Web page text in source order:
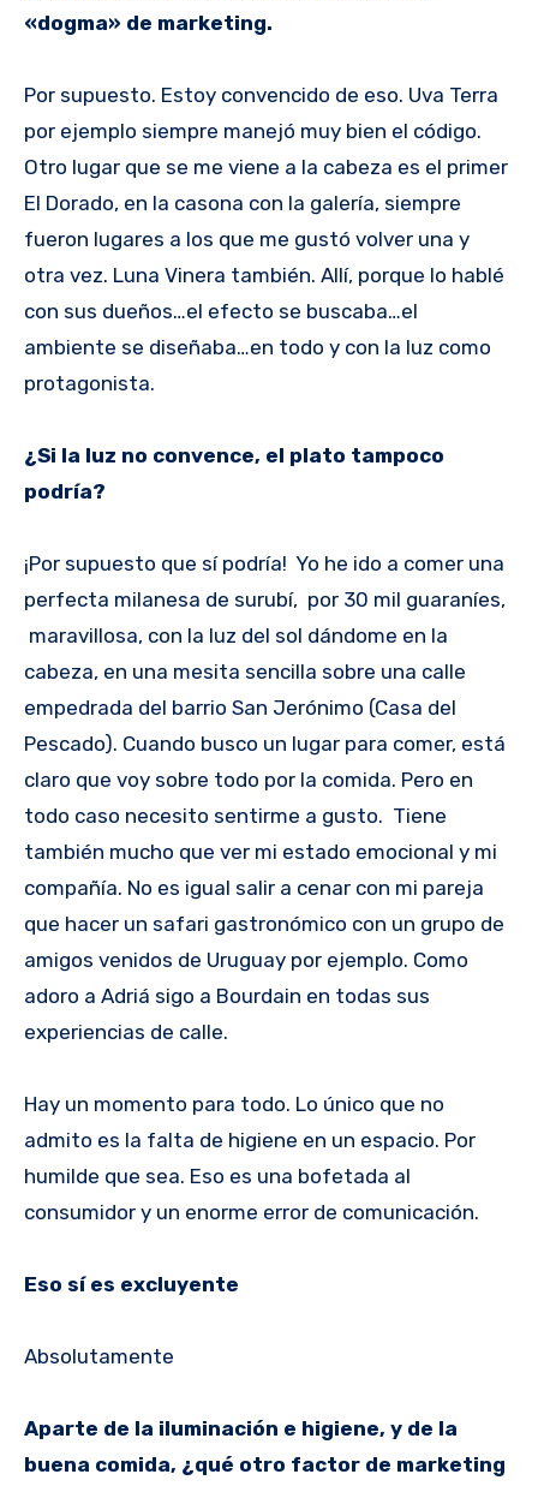
«dogma» de marketing.
Por supuesto. Estoy convencido de eso. Uva Terra
por ejemplo siempre manejó muy bien el código.
Otro lugar que se me viene a la cabeza es el primer
El Dorado, en la casona con la galería, siempre
fueron lugares a los que me gustó volver una y
otra vez. Luna Vinera también. Allí, porque lo hablé
con sus dueños…el efecto se buscaba…el
ambiente se diseñaba…en todo y con la luz como
protagonista.
¿Si la luz no convence, el plato tampoco
podría?
¡Por supuesto que sí podría! Yo he ido a comer una
perfecta milanesa de surubí, por 30 mil guaraníes,
maravillosa, con la luz del sol dándome en la
cabeza, en una mesita sencilla sobre una calle
empedrada del barrio San Jerónimo (Casa del
Pescado). Cuando busco un lugar para comer, está
claro que voy sobre todo por la comida. Pero en
todo caso necesito sentirme a gusto. Tiene
también mucho que ver mi estado emocional y mi
compañía. No es igual salir a cenar con mi pareja
que hacer un safari gastronómico con un grupo de
amigos venidos de Uruguay por ejemplo. Como
adoro a Adriá sigo a Bourdain en todas sus
experiencias de calle.
Hay un momento para todo. Lo único que no
admito es la falta de higiene en un espacio. Por
humilde que sea. Eso es una bofetada al
consumidor y un enorme error de comunicación.
Eso sí es excluyente
Absolutamente
Aparte de la iluminación e higiene, y de la
buena comida, ¿qué otro factor de marketing